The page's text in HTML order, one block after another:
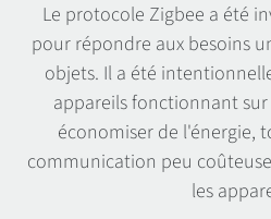
Le protocole Zigbee a été
pour répondre aux besoins
objets. Il a été
appareils fonctionnant
économiser de l'énergie,
communication peu
les